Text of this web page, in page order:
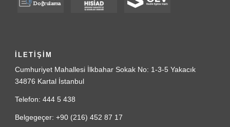
İLETİŞİM
Cumhuriyet Mahallesi İlkbahar Sokak No: 1-3-5 Yakacık
34876 Kartal İstanbul
Telefon: 444 5 438
Belgegeçer: +90 (216) 452 87 17